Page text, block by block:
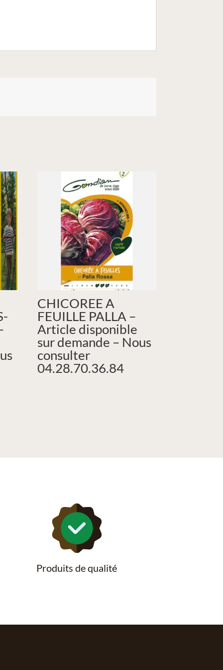
CHICOREE A
FEUILLE PALLA –
Article disponible
sur demande – Nous
consulter
04.28.70.36.84
Produits de qualité